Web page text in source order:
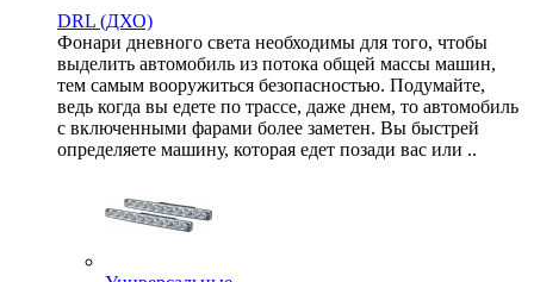
DRL (ДХО)
Фонари дневного света необходимы для того, чтобы
выделить автомобиль из потока общей массы машин,
тем самым вооружиться безопасностью. Подумайте,
ведь когда вы едете по трассе, даже днем, то автомобиль
с включенными фарами более заметен. Вы быстрей
определяете машину, которая едет позади вас или ..